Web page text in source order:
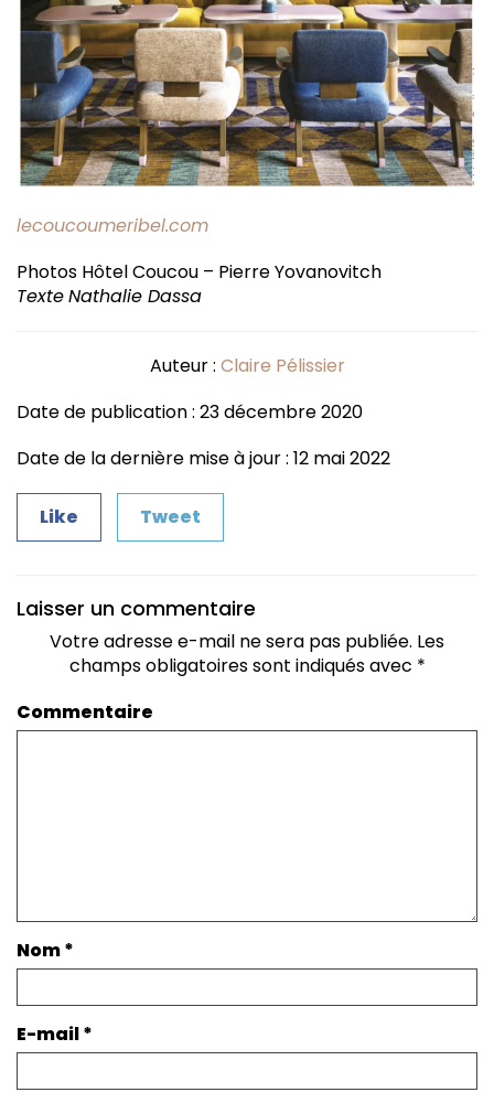
lecoucoumeribel.com
Photos Hôtel Coucou – Pierre Yovanovitch
TexteNathalie Dassa
Auteur : Claire Pélissier
Date de publication : 23 décembre 2020
Date de la dernière mise à jour : 12 mai 2022
Like Tweet
Laisser un commentaire
Votre adresse e-mail ne sera pas publiée. Les
champs obligatoires sont indiqués avec *
Commentaire
Nom*
E-mail*